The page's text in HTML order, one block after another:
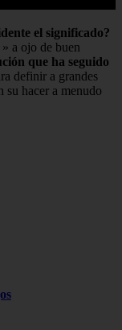
el significado?
» a ojo de buen
que ha seguido
definir a grandes
su hacer a menudo